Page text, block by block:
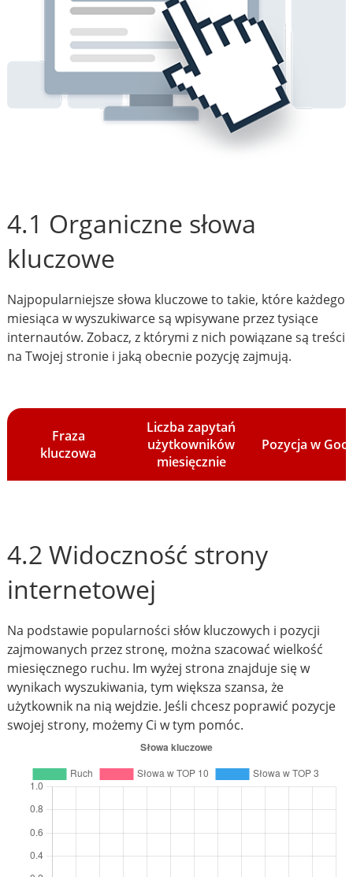
4.1 Organiczne słowa
kluczowe
Najpopularniejsze słowa kluczowe to takie, które każdego
miesiąca w wyszukiwarce są wpisywane przez tysiące
internautów. Zobacz, z którymi z nich powiązane są treści
na Twojej stronie i jaką obecnie pozycję zajmują.
Fraza
kluczowa
Liczba zapytań
użytkowników
miesięcznie
Pozycja w
4.2 Widoczność strony
internetowej
Na podstawie popularności słów kluczowych i pozycji
zajmowanych przez stronę, można szacować wielkość
miesięcznego ruchu. Im wyżej strona znajduje się w
wynikach wyszukiwania, tym większa szansa, że
użytkownik na nią wejdzie. Jeśli chcesz poprawić pozycje
swojej strony, możemy Ci w tym pomóc.